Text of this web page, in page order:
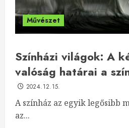
Művészet
Színházi világok: A
valóság határai a
2024.12.15.
A színház az egyik legősibb
az...